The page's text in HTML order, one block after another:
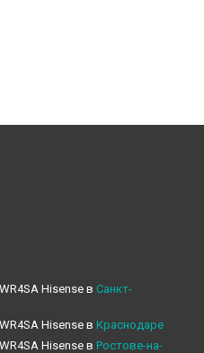
Hisense в Санкт-
Hisense в Краснодаре
Hisense в Ростове-на-